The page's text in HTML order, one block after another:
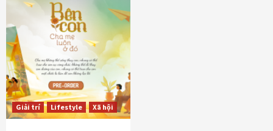
Giải trí Lifestyle Xã hội